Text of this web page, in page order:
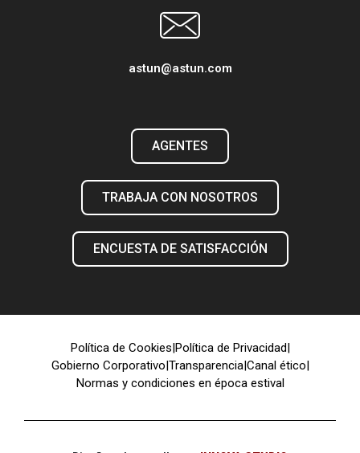
astun@astun.com
AGENTES
TRABAJA CON NOSOTROS
ENCUESTA DE SATISFACCIÓN
Política de Cookies|Política de Privacidad|
Gobierno Corporativo|Transparencia|Canal ético|
Normas y condiciones en época estival